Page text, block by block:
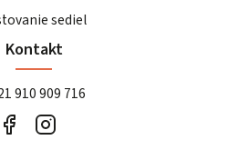
sediel
Kontakt
910 909 716